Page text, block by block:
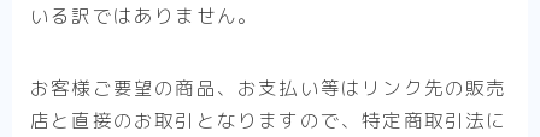
いる訳ではありません。
お客様ご要望の商品、お支払い等はリンク先の販売
店と直接のお取引となりますので、特定商取引法に